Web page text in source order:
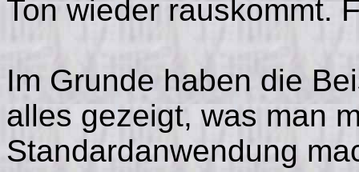
Ton wieder rauskommt.
Im Grunde haben die
alles gezeigt, was man
Standardanwendung